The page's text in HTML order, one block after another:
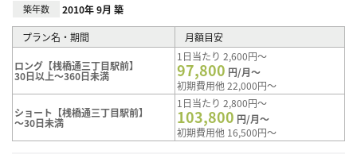
築年数 2010年 9月 築
プラン名・期間 月額目安
ロング【桟橋通三丁目駅前】
30日以上～360日未満
1日当たり 2,600円～
97,800 円/月～
初期費用他 22,000円～
ショート【桟橋通三丁目駅前】
～30日未満
1日当たり 2,800円～
103,800 円/月～
初期費用他 16,500円～